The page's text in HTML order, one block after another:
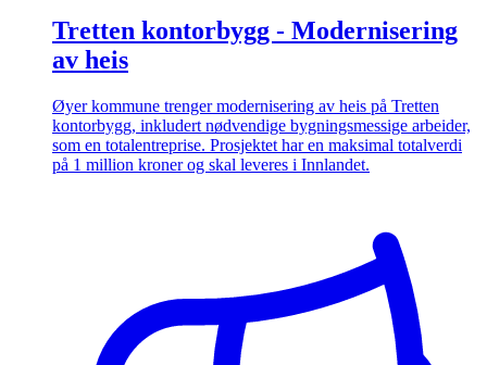
Tretten kontorbygg - Modernisering
av heis
Øyer kommune trenger modernisering av heis på Tretten
kontorbygg, inkludert nødvendige bygningsmessige arbeider,
som en totalentreprise. Prosjektet har en maksimal totalverdi
på 1 million kroner og skal leveres i Innlandet.